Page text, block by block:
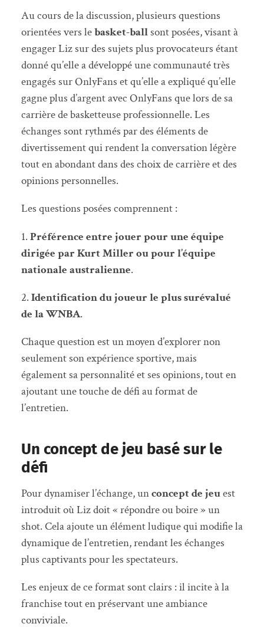
Au cours de la discussion, plusieurs questions
orientées vers lebasket-ballsont posées, visant à
engager Liz sur des sujets plus provocateurs étant
donné qu’elle a développé une communauté très
engagés sur OnlyFans et qu’elle a expliqué qu’elle
gagne plus d’argent avec OnlyFans que lors de sa
carrière de basketteuse professionnelle. Les
échanges sont rythmés par des éléments de
divertissement qui rendent la conversation légère
tout en abondant dans des choix de carrière et des
opinions personnelles.
Les questions posées comprennent :
1.Préférence entre jouer pour une équipe
dirigée par Kurt Miller ou pour l’équipe
nationale australienne.
2.Identification du joueur le plus surévalué
de la WNBA.
Chaque question est un moyen d’explorer non
seulement son expérience sportive, mais
également sa personnalité et ses opinions, tout en
ajoutant une touche de défi au format de
l’entretien.
Un concept de jeu basé sur le
défi
Pour dynamiser l’échange, unconcept de jeuest
introduit où Liz doit « répondre ou boire » un
shot. Cela ajoute un élément ludique qui modifie la
dynamique de l’entretien, rendant les échanges
plus captivants pour les spectateurs.
Les enjeux de ce format sont clairs : il incite à la
franchise tout en préservant une ambiance
conviviale.